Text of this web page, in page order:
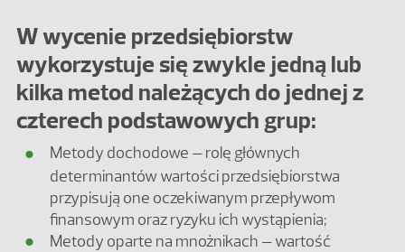
W wycenie przedsiębiorstw
wykorzystuje się zwykle jedną lub
kilka metod należących do jednej z
czterech podstawowych grup:
Metody dochodowe – rolę głównych
determinantów wartości przedsiębiorstwa
przypisują one oczekiwanym przepływom
finansowym oraz ryzyku ich wystąpienia;
Metody oparte na mnożnikach – wartość